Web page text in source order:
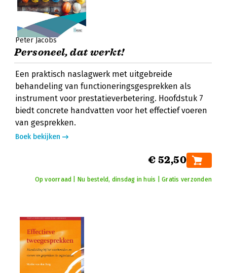
Peter Jacobs
Personeel, dat werkt!
Een praktisch naslagwerk met uitgebreide
behandeling van functioneringsgesprekken als
instrument voor prestatieverbetering. Hoofdstuk 7
biedt concrete handvatten voor het effectief voeren
van gesprekken.
Boek bekijken
€ 52,50
Op voorraad | Nu besteld, dinsdag in huis | Gratis verzonden